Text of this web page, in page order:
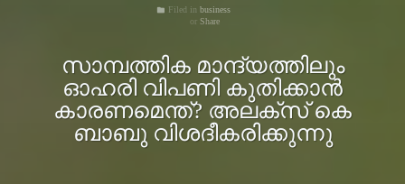
folder Filed in business
Share
സാമ്പത്തിക മാന്ദ്യത്തിലും
ഓഹരി വിപണി കുതിക്കാന്‍
കാരണമെന്ത്‌? അലക്‌സ് കെ
ബാബു വിശദീകരിക്കുന്നു